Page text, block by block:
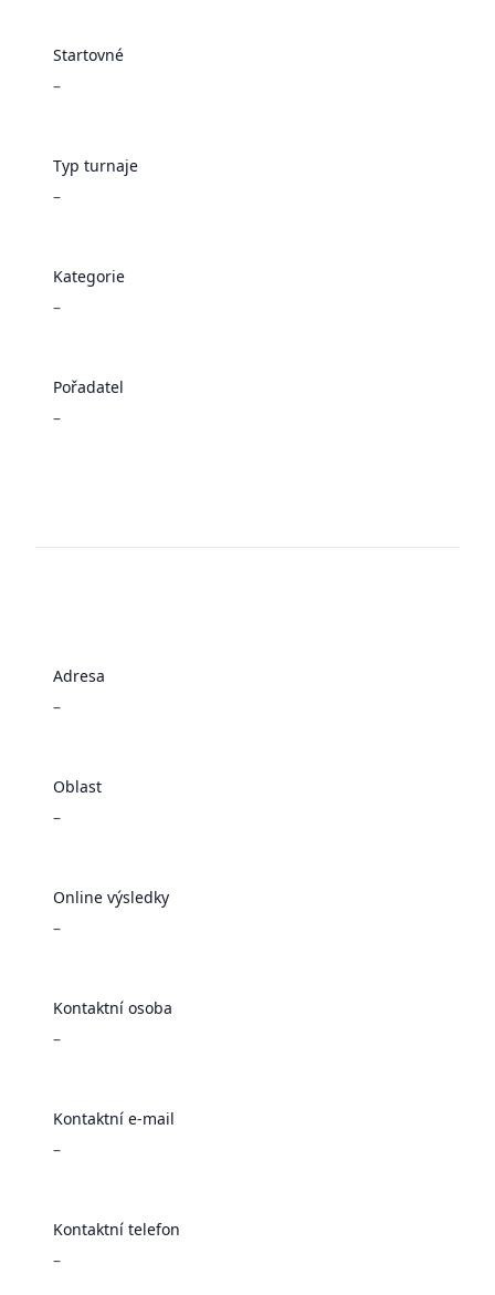
Startovné
–
Typ turnaje
–
Kategorie
–
Pořadatel
–
Adresa
–
Oblast
–
Online výsledky
–
Kontaktní osoba
–
Kontaktní e-mail
–
Kontaktní telefon
–